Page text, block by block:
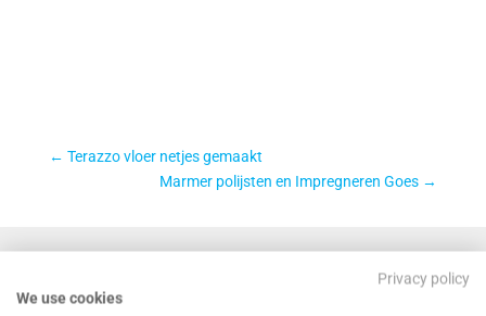
← Terazzo vloer netjes gemaakt
Marmer polijsten en Impregneren Goes →
Privacy policy
We use cookies